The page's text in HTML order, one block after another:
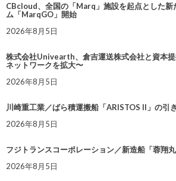
CBcloud、全国の「Marq」施設を起点とした新
ム「MarqGO」開始
2026年8月5日
株式会社Univearth、倉吉運送株式会社と資本
ネットワークを拡大〜
2026年8月5日
川崎重工業／ばら積運搬船「ARISTOS II」の引
2026年8月5日
フジトランスコーポレーション／新造船「蓉翔
2026年8月5日